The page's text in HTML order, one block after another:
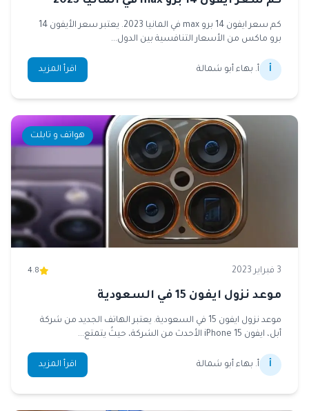
كم سعر ايفون 14 برو max في المانيا 2023. يعتبر سعر الأيفون 14
برو ماكس من الأسعار التنافسية بين الدول...
أ أ. بهاء أبو شمالة اقرأ المزيد
هواتف و تابلت
3 فبراير 2023 4.8
موعد نزول ايفون 15 في السعودية
موعد نزول ايفون 15 في السعودية. يعتبر الهاتف الجديد من شركة
أبل، ايفون 15 iPhone الأحدث من الشركة، حيثُ يتمتع...
أ أ. بهاء أبو شمالة اقرأ المزيد